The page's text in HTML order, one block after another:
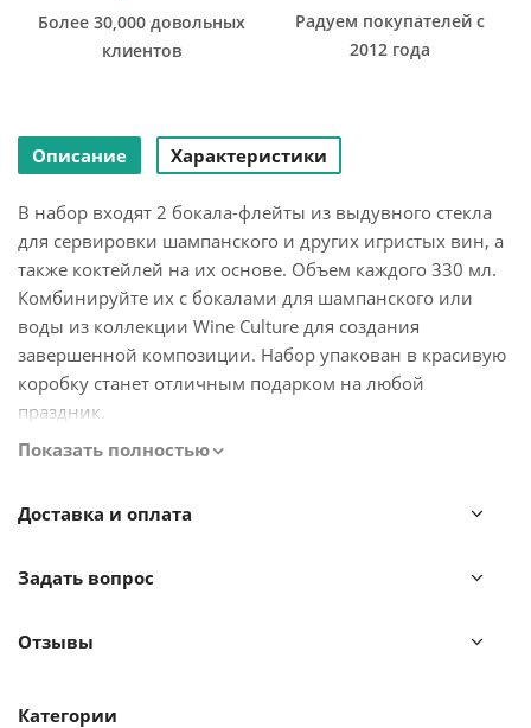
Более 30,000 довольных
клиентов
Радуем покупателей с
2012 года
Описание Характеристики
В набор входят 2 бокала-флейты из выдувного стекла
для сервировки шампанского и других игристых вин, а
также коктейлей на их основе. Объем каждого 330 мл.
Комбинируйте их с бокалами для шампанского или
воды из коллекции Wine Culture для создания
завершенной композиции. Набор упакован в красивую
коробку станет отличным подарком на любой
праздник.
всего мира, а также других благородных напитков.
выдувного стекла и имеют необычную форму. Они
бара.
Показать полностью
Доставка и оплата
Задать вопрос
Отзывы
Категории